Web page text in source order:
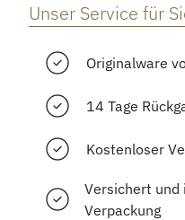
Unser Service für
Originalware
14 Tage
Kostenloser
Versichert
Verpackung